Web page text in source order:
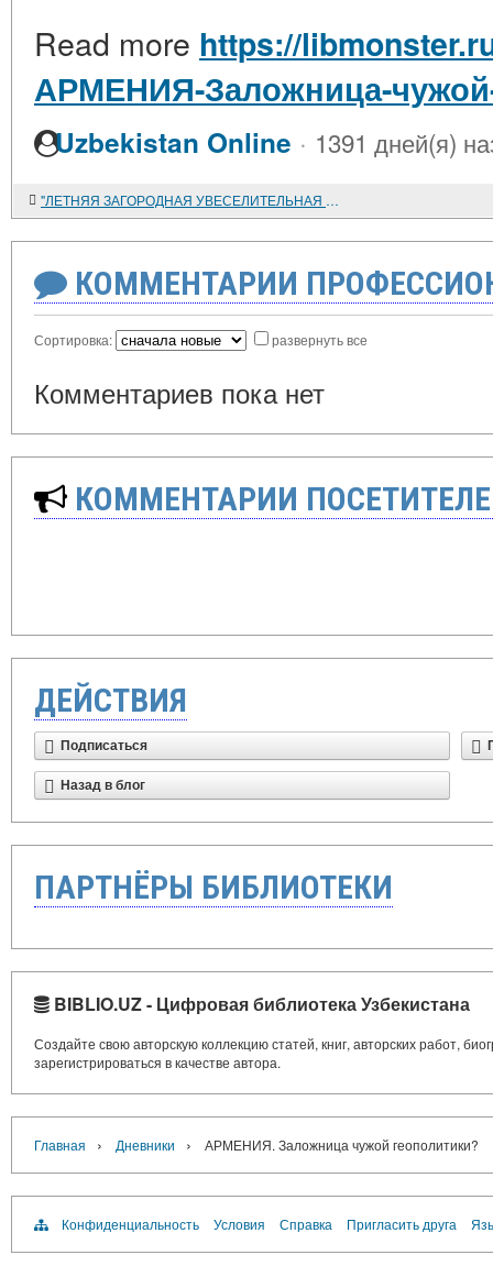
Read more https://
АРМЕНИЯ-Заложница-
Uzbekistan Online · 1391 дней(я)
"ЛЕТНЯЯ ЗАГОРОДНАЯ УВЕСЕЛИТЕЛЬНАЯ РЕЗИДЕНЦИЯ"
КОММЕНТАРИИ
Сортировка: развернуть все
Комментариев пока нет
КОММЕНТАРИИ
ДЕЙСТВИЯ
Подписаться
Назад в блог
ПАРТНЁРЫ БИБЛИОТЕКИ
BIBLIO.UZ - Цифровая библиотека Узбекистана
Создайте свою авторскую коллекцию статей, книг, авторских работ,
зарегистрироваться в качестве автора.
Главная › Дневники › АРМЕНИЯ. Заложница чужой геополитики?
Конфиденциальность Условия Справка Пригласить друга